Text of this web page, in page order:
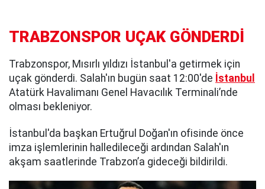
TRABZONSPOR UÇAK GÖNDERDİ
Trabzonspor, Mısırlı yıldızı İstanbul'a getirmek için
uçak gönderdi. Salah'ın bugün saat 12:00'de İstanbul
Atatürk Havalimanı Genel Havacılık Terminali’nde
olması bekleniyor.
İstanbul'da başkan Ertuğrul Doğan'ın ofisinde önce
imza işlemlerinin halledileceği ardından Salah'ın
akşam saatlerinde Trabzon’a gideceği bildirildi.